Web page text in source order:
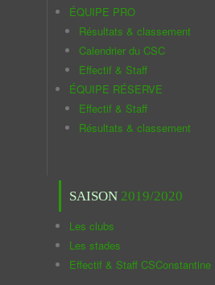
ÉQUIPE PRO
Résultats & classement
Calendrier du CSC
Effectif & Staff
ÉQUIPE RÉSERVE
Effectif & Staff
Résultats & classement
SAISON 2019/2020
Les clubs
Les stades
Effectif & Staff CSConstantine